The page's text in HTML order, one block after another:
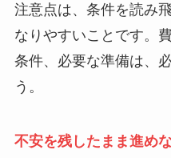
注意点は、条件を読み
なりやすいことです。
条件、必要な準備は、
う。
不安を残したまま進め